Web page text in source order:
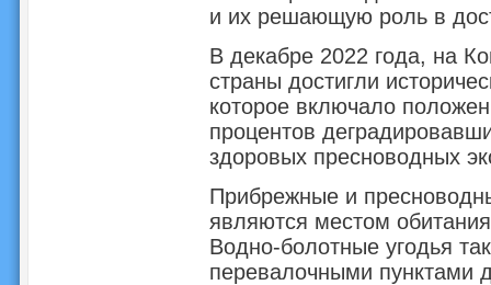
и их решающую роль в
В декабре 2022 года, на
страны достигли
которое включало
процентов
здоровых пресноводных
Прибрежные и
являются местом
Водно-болотные угодья
перевалочными пунктами